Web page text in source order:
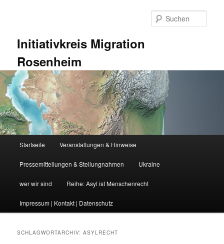
Initiativkreis Migration
Rosenheim
Startseite Veranstaltungen & Hinweise
Pressemitteilungen & Stellungnahmen Ukraine
wer wir sind Reihe: Asyl ist Menschenrecht
Impressum | Kontakt | Datenschutz
SCHLAGWORTARCHIV:ASYLRECHT